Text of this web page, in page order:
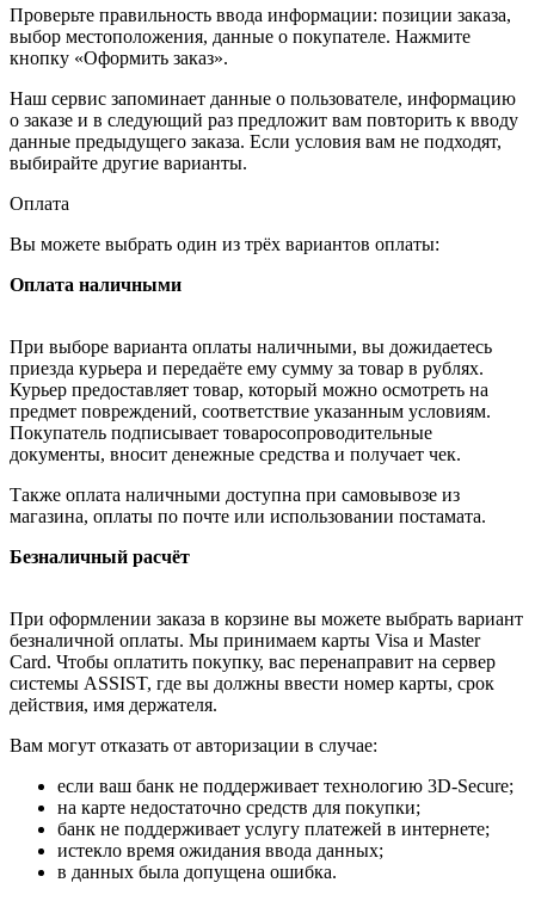
Проверьте правильность ввода информации: позиции заказа,
выбор местоположения, данные о покупателе. Нажмите
кнопку «Оформить заказ».
Наш сервис запоминает данные о пользователе, информацию
о заказе и в следующий раз предложит вам повторить к вводу
данные предыдущего заказа. Если условия вам не подходят,
выбирайте другие варианты.
Оплата
Вы можете выбрать один из трёх вариантов оплаты:
Оплата наличными
При выборе варианта оплаты наличными, вы дожидаетесь
приезда курьера и передаёте ему сумму за товар в рублях.
Курьер предоставляет товар, который можно осмотреть на
предмет повреждений, соответствие указанным условиям.
Покупатель подписывает товаросопроводительные
документы, вносит денежные средства и получает чек.
Также оплата наличными доступна при самовывозе из
магазина, оплаты по почте или использовании постамата.
Безналичный расчёт
При оформлении заказа в корзине вы можете выбрать вариант
безналичной оплаты. Мы принимаем карты Visa и Master
Card. Чтобы оплатить покупку, вас перенаправит на сервер
системы ASSIST, где вы должны ввести номер карты, срок
действия, имя держателя.
Вам могут отказать от авторизации в случае:
если ваш банк не поддерживает технологию 3D-Secure;
на карте недостаточно средств для покупки;
банк не поддерживает услугу платежей в интернете;
истекло время ожидания ввода данных;
в данных была допущена ошибка.